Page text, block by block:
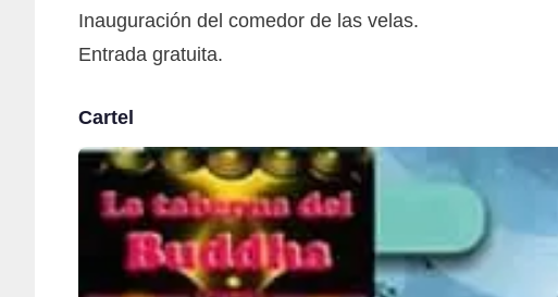
Inauguración del comedor de las velas.
Entrada gratuita.
Cartel